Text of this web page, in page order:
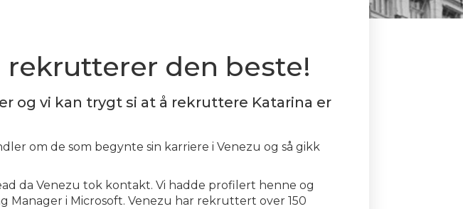
rekrutterer den beste!
og vi kan trygt si at å rekruttere Katarina er
om de som begynte sin karriere i Venezu og så gikk
da Venezu tok kontakt. Vi hadde profilert henne og
i Microsoft. Venezu har rekruttert over 150